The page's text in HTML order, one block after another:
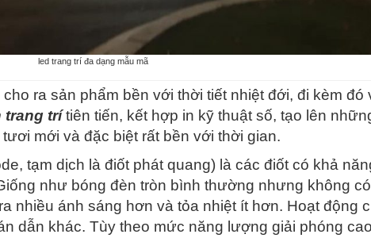
led trang trí đa dạng mẫu mã
ra sản phẩm bền với thời tiết nhiệt đới, đi kèm đó
trang trítiên tiến, kết hợp in kỹ thuật số, tạo lên
mới và đặc biệt rất bền với thời gian.
tạm dịch là điốt phát quang) là các điốt có khả
như bóng đèn tròn bình thường nhưng không
nhiều ánh sáng hơn và tỏa nhiệt ít hơn. Hoạt động
dẫn khác. Tùy theo mức năng lượng giải phóng